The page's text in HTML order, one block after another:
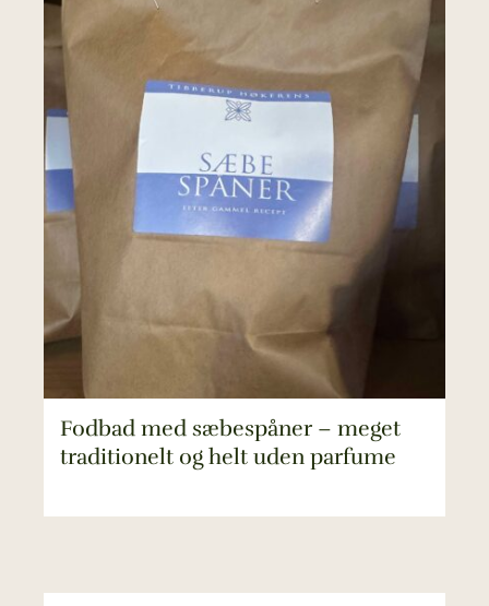
Fodbad med sæbespåner – meget
traditionelt og helt uden parfume